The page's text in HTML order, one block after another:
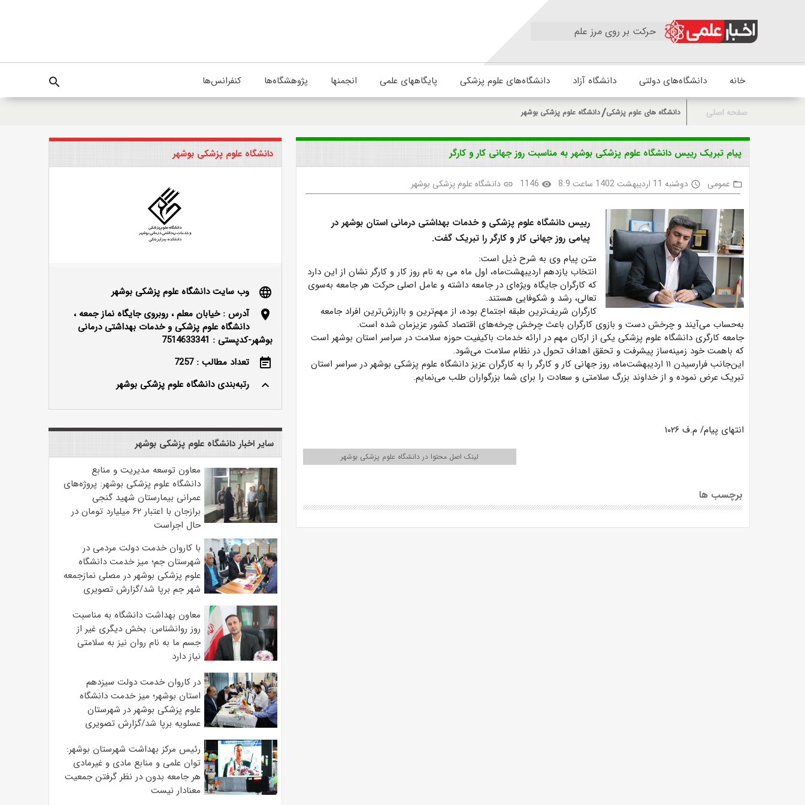
حرکت بر روی مرز علم
خانه دانشگاه‌های دولتی دانشگاه آزاد دانشگاه‌های علوم پزشکی پایگاههای علمی انجمنها پژوهشگاه‌ها کنفرانس‌ها search
صفحه اصلی دانشگاه های علوم پزشکی دانشگاه علوم پزشکی بوشهر
پیام تبریک رییس دانشگاه علوم پزشکی بوشهر به مناسبت روز جهانی کار و کارگر
folder_open عمومی access_time دوشنبه 11 اردیبهشت 1402 ساعت 8:9 visibility
1146
link دانشگاه علوم پزشکی بوشهر
رییس دانشگاه علوم پزشکی و خدمات بهداشتی درمانی استان بوشهر در
پیامی روز جهانی کار و کارگر را تبریک گفت.
متن پیام وی به شرح ذیل است:
انتخاب یازدهم اردیبهشت‌ماه، اول ماه می به نام روز کار و کارگر نشان از این دارد
که کارگران جایگاه ویژه‌ای در جامعه داشته و عامل اصلی حرکت هر جامعه به‌سوی
تعالی، رشد و شکوفایی هستند.
کارگران شریف‌ترین طبقه اجتماع بوده، از مهم‌ترین و باارزش‌ترین افراد جامعه
به‌حساب می‌آیند و چرخش دست و بازوی کارگران باعث چرخش چرخه‌های اقتصاد کشور عزیزمان شده است.
جامعه کارگری دانشگاه علوم پزشکی یکی از ارکان مهم در ارائه خدمات باکیفیت حوزه سلامت در سراسر استان بوشهر است
که باهمت خود زمینه‌ساز پیشرفت و تحقق اهداف تحول در نظام سلامت می‌شود.
این‌جانب فرارسیدن ۱۱ اردیبهشت‌ماه، روز جهانی کار و کارگر را به کارگران عزیز دانشگاه علوم پزشکی بوشهر در سراسر استان
تبریک عرض نموده و از خداوند بزرگ سلامتی و سعادت را برای شما بزرگواران طلب می‌نمایم.
انتهای پیام/ م.ف ۱۰۲۶
لینک اصل محتوا در دانشگاه علوم پزشکی بوشهر
برچسب ها
دانشگاه علوم پزشکی بوشهر
language
وب سایت دانشگاه علوم پزشکی بوشهر
location_on
آدرس : خیابان معلم ، روبروی جایگاه نماز جمعه ،
دانشگاه علوم پزشکی و خدمات بهداشتی درمانی
بوشهر-کدپستی : 7514633341
event_note
تعداد مطالب : 7257
keyboard_arrow_up
رتبه‌بندی دانشگاه علوم پزشکی بوشهر
سایر اخبار دانشگاه علوم پزشکی بوشهر
معاون توسعه مدیریت و منابع
دانشگاه علوم پزشکی بوشهر: پروژه‌های
عمرانی بیمارستان شهید گنجی
برازجان با اعتبار ۶۲ میلیارد تومان در
حال اجراست
با کاروان خدمت دولت مردمی در
شهرستان جم؛ میز خدمت دانشگاه
علوم پزشکی بوشهر در مصلی نمازجمعه
شهر جم برپا شد/گزارش تصویری
معاون بهداشت دانشگاه به مناسبت
روز روانشناس: بخش دیگری غیر از
جسم ما به نام روان نیز به سلامتی
نیاز دارد
در کاروان خدمت دولت سیزدهم
استان بوشهر؛ میز خدمت دانشگاه
علوم پزشکی بوشهر در شهرستان
عسلویه برپا شد/گزارش تصویری
رئیس مرکز بهداشت شهرستان بوشهر:
توان علمی و منابع مادی و غیرمادی
هر جامعه بدون در نظر گرفتن جمعیت
معنادار نیست